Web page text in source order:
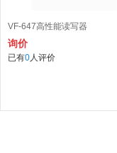
VF-647高性能读写器
询价
已有0人评价